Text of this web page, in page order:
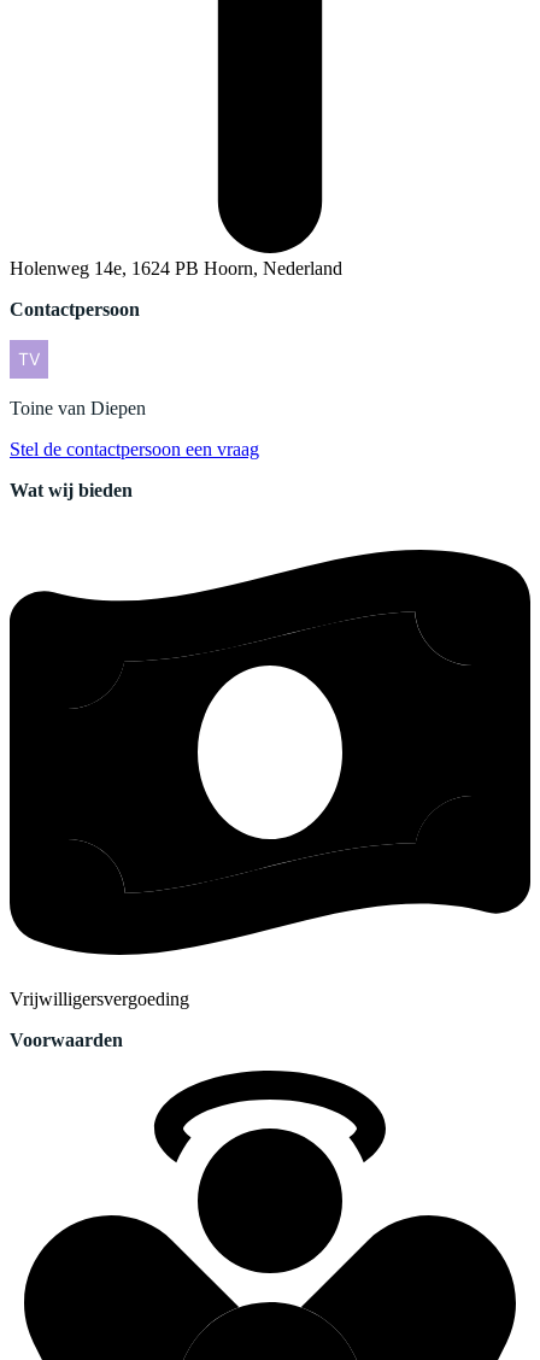
Holenweg 14e, 1624 PB Hoorn, Nederland
Contactpersoon
Toine van Diepen
Stel de contactpersoon een vraag
Wat wij bieden
Vrijwilligersvergoeding
Voorwaarden